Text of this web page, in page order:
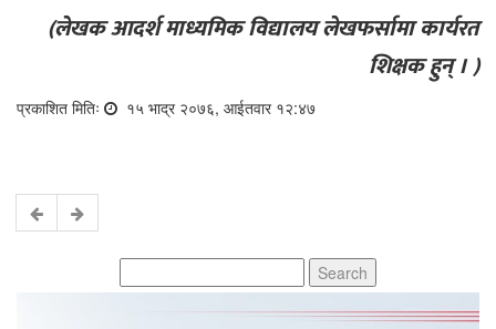
(लेखक आदर्श माध्यमिक विद्यालय लेखफर्सामा कार्यरत
शिक्षक हुन् । )
प्रकाशित मितिः १५ भाद्र २०७६, आईतवार १२:४७
for: